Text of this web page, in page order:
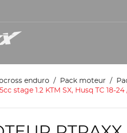
enduro Pack moteur
stage 1.2 KTM SX, Husq TC 18-24